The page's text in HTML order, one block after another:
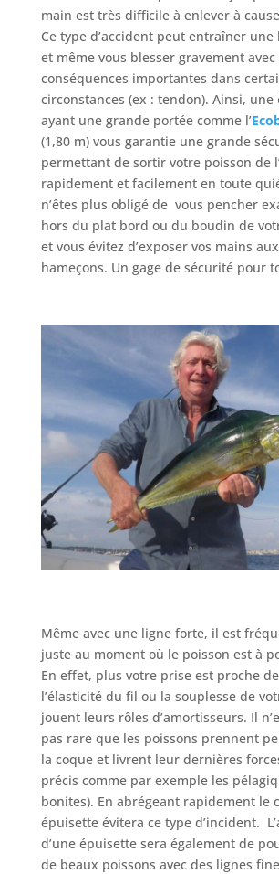
main est très difficile à enlever à
Ce type d’accident peut entraîner
et même vous blesser gravement avec
conséquences importantes dans
circonstances (ex : tendon). Ainsi, une
ayant une grande portée comme l’
(1,80 m) vous garantie une grande
permettant de sortir votre poisson de
rapidement et facilement en toute
n’êtes plus obligé de vous pencher
hors du plat bord ou du boudin de
et vous évitez d’exposer vos mains
hameçons. Un gage de sécurité pour
Même avec une ligne forte, il est
juste au moment où le poisson est à
En effet, plus votre prise est proche
l’élasticité du fil ou la souplesse de
jouent leurs rôles d’amortisseurs. Il
pas rare que les poissons prennent
la coque et livrent leur dernières
précis comme par exemple les
bonites). En abrégeant rapidement le
épuisette évitera ce type d’incident.
d’une épuisette sera également de
de beaux poissons avec des lignes